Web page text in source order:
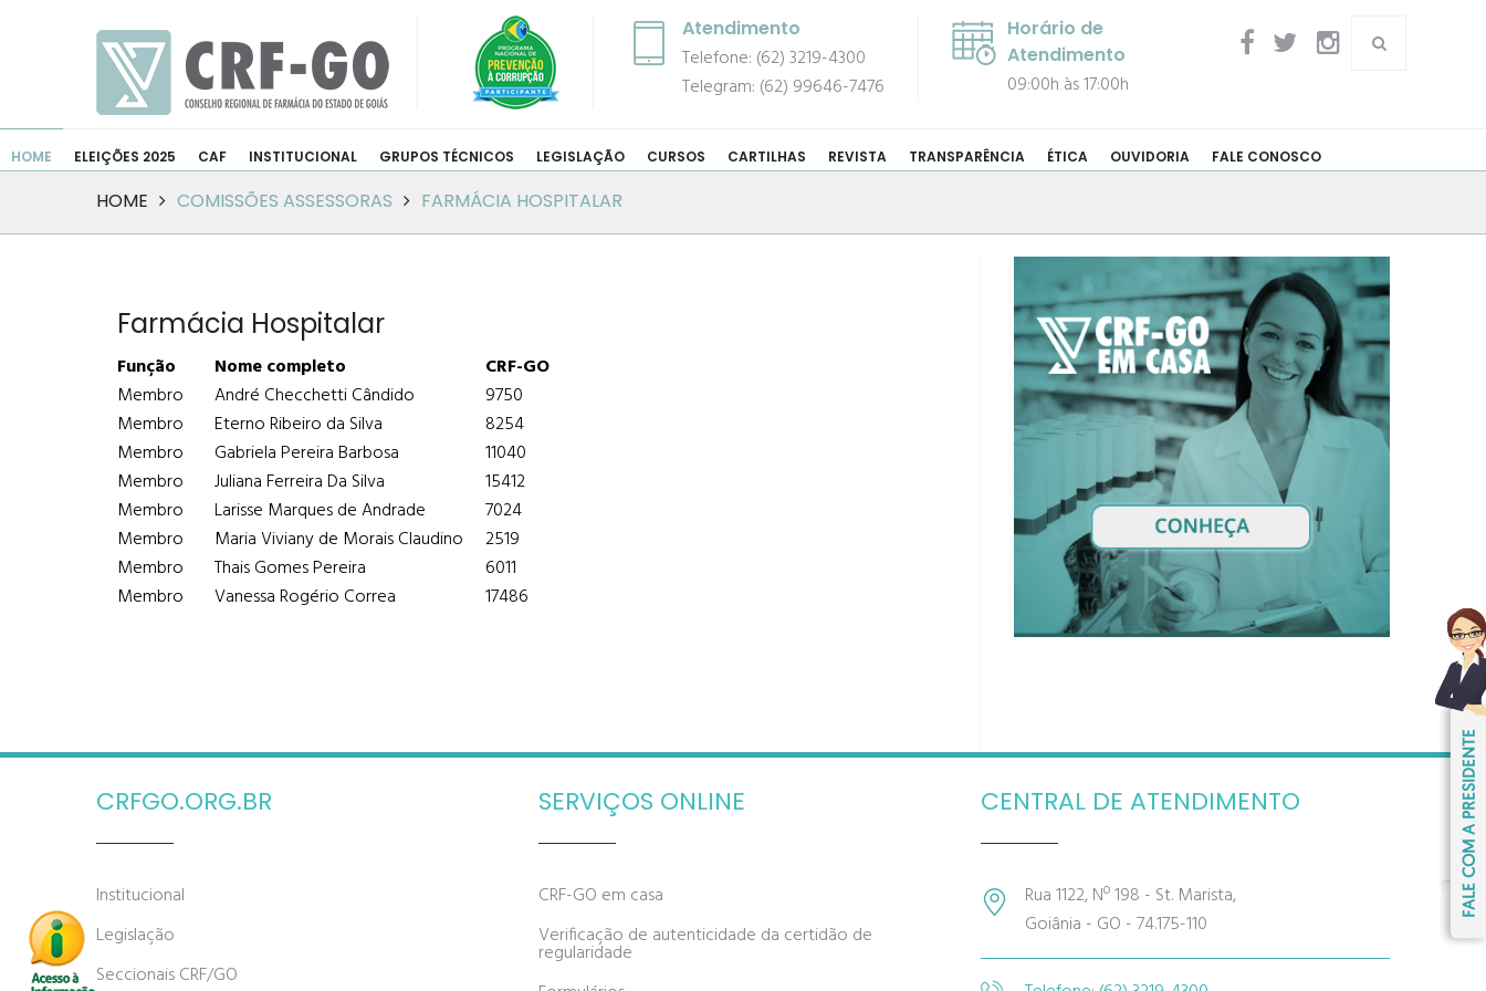
Atendimento
Telefone: (62) 3219-4300
Telegram: (62) 99646-7476
Horário de
Atendimento
09:00h às 17:00h
HOME ELEIÇÕES 2025 CAF INSTITUCIONAL GRUPOS TÉCNICOS LEGISLAÇÃO CURSOS CARTILHAS REVISTA TRANSPARÊNCIA ÉTICA OUVIDORIA FALE CONOSCO
HOME COMISSÕES ASSESSORAS FARMÁCIA HOSPITALAR
Farmácia Hospitalar
Função Nome completo
CRF-GO
Membro André Checchetti Cândido
9750
Membro
Eterno Ribeiro da Silva
8254
Membro
Gabriela Pereira Barbosa
11040
Membro
Juliana Ferreira Da Silva
15412
Membro
Larisse Marques de Andrade
7024
Membro
Maria Viviany de Morais Claudino 2519
Membro
Thais Gomes Pereira
6011
Membro
Vanessa Rogério Correa 17486
CRFGO.ORG.BR
Institucional
Legislação
Seccionais CRF/GO
SERVIÇOS ONLINE
CRF-GO em casa
Verificação de autenticidade da certidão de
regularidade
CENTRAL DE ATENDIMENTO
Rua 1122, Nº 198 - St. Marista,
Goiânia - GO - 74.175-110